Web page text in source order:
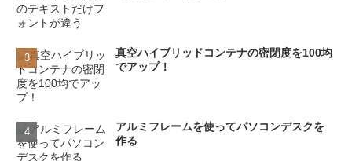
真空ハイブリッドコンテナの密閉度を100均
でアップ！
アルミフレームを使ってパソコンデスクを
作る